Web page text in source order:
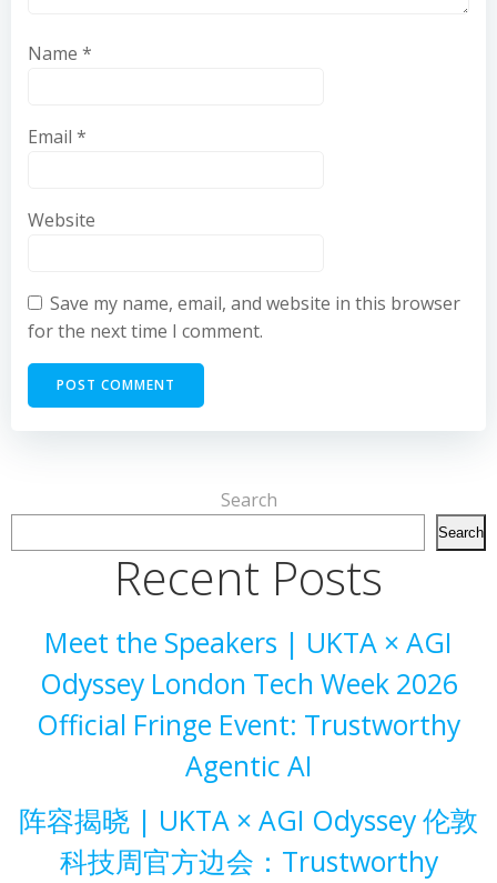
Name *
Email *
Website
Save my name, email, and website in this browser
for the next time I comment.
Search
Search
Recent Posts
Meet the Speakers | UKTA × AGI
Odyssey London Tech Week 2026
Official Fringe Event: Trustworthy
Agentic AI
阵容揭晓 | UKTA × AGI Odyssey 伦敦
科技周官方边会：Trustworthy